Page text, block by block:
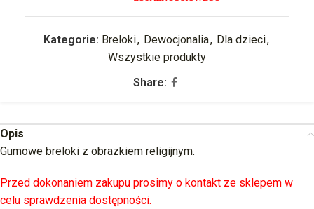
Kategorie: Breloki, Dewocjonalia, Dla dzieci,
Wszystkie produkty
Share:
Opis
Gumowe breloki z obrazkiem religijnym.
Przed dokonaniem zakupu prosimy o kontakt ze sklepem w
celu sprawdzenia dostępności.